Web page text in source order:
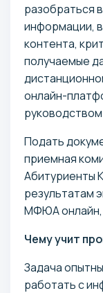
разобраться
информации,
контента,
получаемые
онлайн-
Подать
приемная
Абитуриенты
результатам
МФЮА онлайн,
Чему учит
Задача
работать с